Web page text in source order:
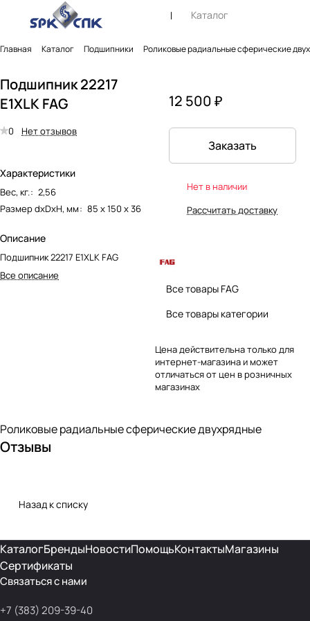
Каталог
Главная Каталог Подшипники Роликовые радиальные сферические
Подшипник 22217
E1XLK FAG
0 Нет отзывов
Характеристики
Вес, кг.: 2,56
Размер dxDxH, мм: 85 х 150 х 36
Описание
Подшипник 22217 E1XLK FAG
Все описание
12 500 ₽
Заказать
Нет в наличии
Рассчитать доставку
Все товары FAG
Все товары категории
Цена действительна только для
интернет-магазина и может
отличаться от цен в розничных
магазинах
Роликовые радиальные сферические двухрядные
Отзывы
Назад к списку
КаталогБрендыНовостиПомощьКонтактыМагазины
Сертификаты
Связаться с нами
+7 (383) 209-39-40